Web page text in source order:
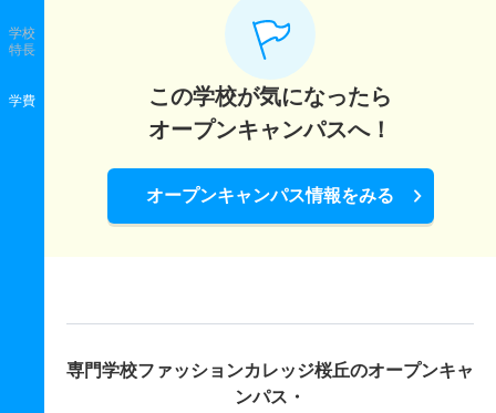
学校
特長
学費
この学校が気になったら
オープンキャンパスへ！
オープンキャンパス情報をみる
専門学校ファッションカレッジ桜丘のオープンキャ
ンパス・